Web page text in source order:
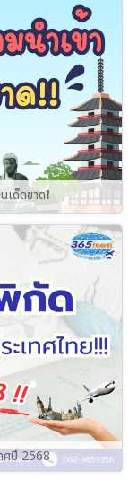
ด็ดขาด❗️
ศปี 2568